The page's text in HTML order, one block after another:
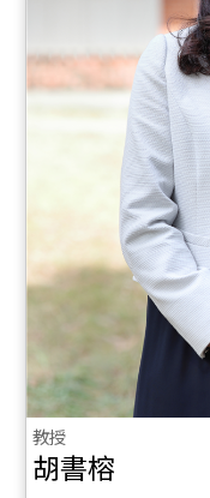
教授
胡書榕